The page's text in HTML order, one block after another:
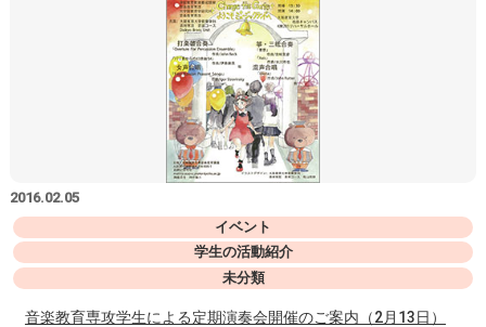
2016.02.05
イベント
学生の活動紹介
未分類
音楽教育専攻学生による定期演奏会開催のご案内（2月13日）